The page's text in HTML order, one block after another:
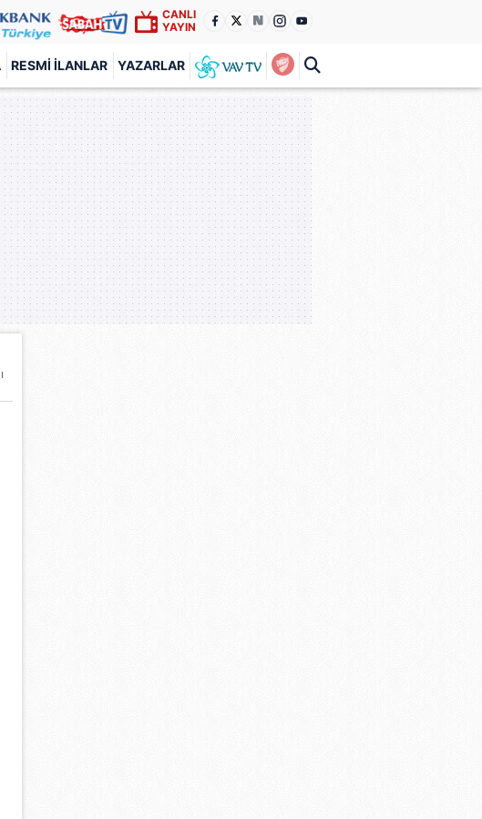
CANLI
YAYIN
RESMI İLANLAR YAZARLAR